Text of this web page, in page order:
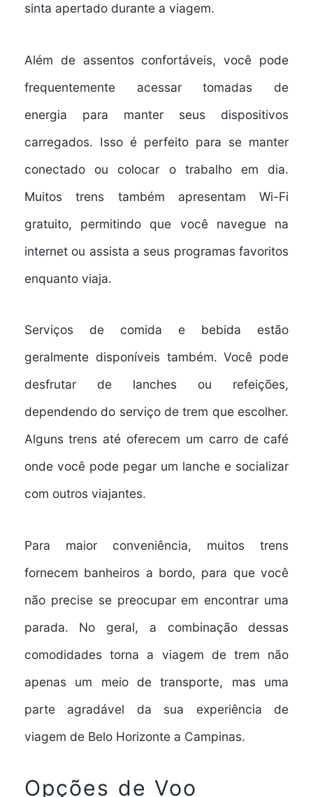
sinta apertado durante a viagem.
Além de assentos confortáveis, você pode
frequentemente acessartomadas de
energia para manter seus dispositivos
carregados. Isso é perfeito para se manter
conectado ou colocar o trabalho em dia.
Muitos trens também apresentamWi-Fi
gratuito, permitindo que você navegue na
internet ou assista a seus programas favoritos
enquanto viaja.
Serviços de comida e bebida estão
geralmente disponíveis também. Você pode
desfrutar de lanches ou refeições,
dependendo do serviço de trem que escolher.
Alguns trens até oferecem um carro de café
onde você pode pegar um lanche e socializar
com outros viajantes.
Para maior conveniência, muitos trens
fornecem banheiros a bordo, para que você
não precise se preocupar em encontrar uma
parada. No geral, a combinação dessas
comodidades torna a viagem de trem não
apenas um meio de transporte, mas uma
parte agradável da sua experiência de
viagem de Belo Horizonte a Campinas.
Opções de Voo